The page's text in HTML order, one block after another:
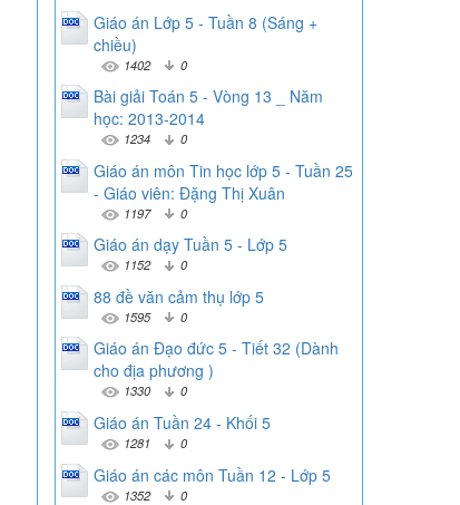
Giáo án Lớp 5 - Tuần 8 (Sáng +
chiều)
1402 0
Bài giải Toán 5 - Vòng 13 _ Năm
học: 2013-2014
1234 0
Giáo án môn Tin học lớp 5 - Tuần 25
- Giáo viên: Đặng Thị Xuân
1197 0
Giáo án dạy Tuần 5 - Lớp 5
1152 0
88 đề văn cảm thụ lớp 5
1595 0
Giáo án Đạo đức 5 - Tiết 32 (Dành
cho địa phương )
1330 0
Giáo án Tuần 24 - Khối 5
1281 0
Giáo án các môn Tuần 12 - Lớp 5
1352 0